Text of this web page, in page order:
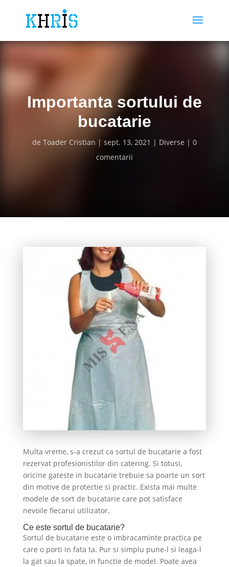
Importanta sortului de
bucatarie
de Toader Cristian sept. 13, 2021 Diverse
0
comentarii
Multa vreme, s-a crezut ca sortul de bucatarie a fost
rezervat profesionistilor din catering. Si totusi,
oricine gateste in bucatarie trebuie sa poarte un sort
din motive de protectie si practic. Exista mai multe
modele de sort de bucatarie care pot satisface
nevoile fiecarui utilizator.
Ce este sortul de bucatarie?
Sortul de bucatarie este o imbracaminte practica pe
care o porti in fata ta. Pur si simplu pune-l si leaga-l
la gat sau la spate, in functie de model. Poate avea